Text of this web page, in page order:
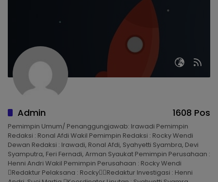
Admin 1608 Pos
Pemimpin Umum/ Penanggungjawab: Irawadi Pemimpin
Redaksi : Ronal Afdi Wakil Pemimpin Redaksi : Rocky Wendi
Dewan Redaksi : Irawadi, Ronal Afdi, Syahyetti Syambra, Devi
Syamputra, Feri Fernadi, Arman Syaukat Pemimpin Perusahaan :
Henni Andri Wakil Pemimpin Perusahaan : Rocky Wendi
Redaktur Pelaksana : RockyRedaktur Investigasi : Henni